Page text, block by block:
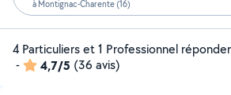
à Montignac-Charente (16)
4 Particuliers et 1 Professionnel
-
4,7/5 (36 avis)